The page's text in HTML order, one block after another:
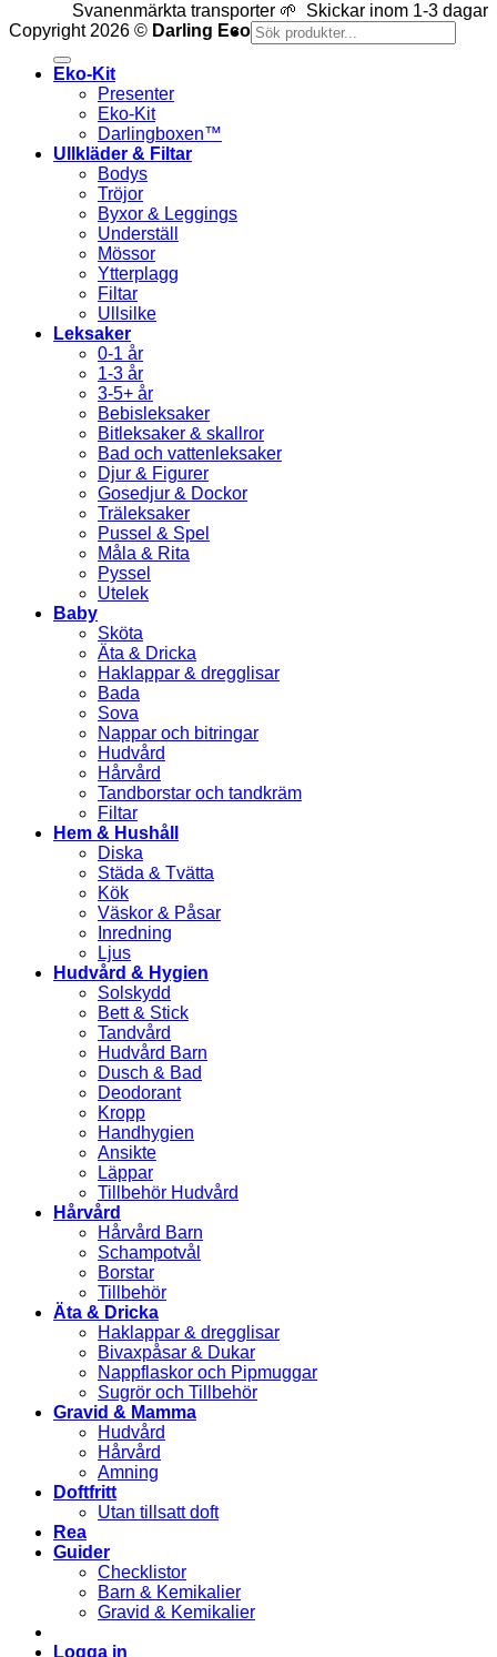
Svanenmärkta transporter 🌱 Skickar inom 1-3 dagar
Copyright 2026 © Darling EcoSök
efter:
Eko-Kit
Presenter
Eko-Kit
Darlingboxen™
Ullkläder & Filtar
Bodys
Tröjor
Byxor & Leggings
Underställ
Mössor
Ytterplagg
Filtar
Ullsilke
Leksaker
0-1 år
1-3 år
3-5+ år
Bebisleksaker
Bitleksaker & skallror
Bad och vattenleksaker
Djur & Figurer
Gosedjur & Dockor
Träleksaker
Pussel & Spel
Måla & Rita
Pyssel
Utelek
Baby
Sköta
Äta & Dricka
Haklappar & dregglisar
Bada
Sova
Nappar och bitringar
Hudvård
Hårvård
Tandborstar och tandkräm
Filtar
Hem & Hushåll
Diska
Städa & Tvätta
Kök
Väskor & Påsar
Inredning
Ljus
Hudvård & Hygien
Solskydd
Bett & Stick
Tandvård
Hudvård Barn
Dusch & Bad
Deodorant
Kropp
Handhygien
Ansikte
Läppar
Tillbehör Hudvård
Hårvård
Hårvård Barn
Schampotvål
Borstar
Tillbehör
Äta & Dricka
Haklappar & dregglisar
Bivaxpåsar & Dukar
Nappflaskor och Pipmuggar
Sugrör och Tillbehör
Gravid & Mamma
Hudvård
Hårvård
Amning
Doftfritt
Utan tillsatt doft
Rea
Guider
Checklistor
Barn & Kemikalier
Gravid & Kemikalier
Logga in